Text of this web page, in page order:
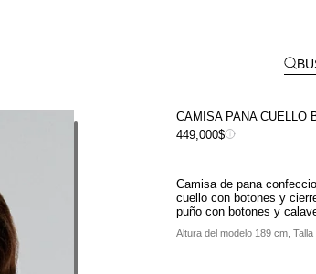
CAMISA PANA CUELLO
449,000$
Camisa de pana
cuello con botones y
puño con botones y
Altura del modelo 189 cm, Talla